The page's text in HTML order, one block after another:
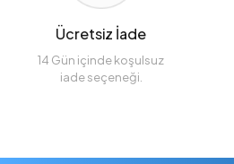
Ücretsiz İade
14 Gün içinde koşulsuz
iade seçeneği.